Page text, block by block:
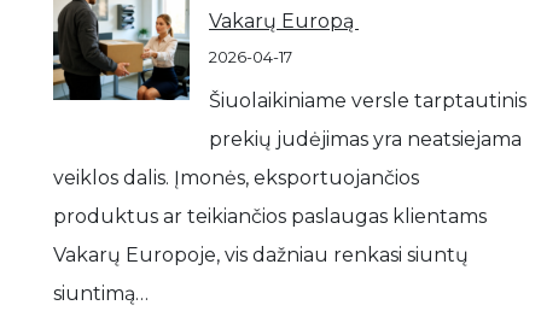
Vakarų Europą
2026-04-17
Šiuolaikiniame versle tarptautinis
prekių judėjimas yra neatsiejama
veiklos dalis. Įmonės, eksportuojančios
produktus ar teikiančios paslaugas klientams
Vakarų Europoje, vis dažniau renkasi siuntų
siuntimą…